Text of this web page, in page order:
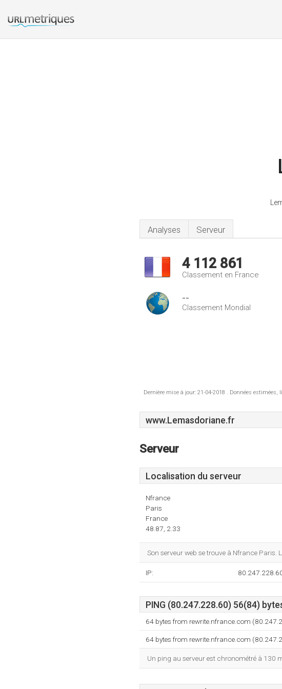
Analyses Serveur
4 112 861
Classement en France
--
Classement Mondial
Dernière mise à jour: 21-04-2018 . Données estimées,
www.Lemasdoriane.fr
Serveur
Localisation du serveur
Nfrance
Paris
France
48.87, 2.33
Son serveur web se trouve à Nfrance Paris.
IP:
PING (80.247.228.60) 56(84)
64 bytes from rewrite.nfrance.com
64 bytes from rewrite.nfrance.com
Un ping au serveur est chronométré à 130